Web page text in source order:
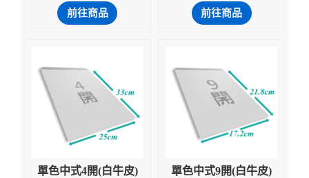
前往商品 前往商品
單色中式4開(白牛皮) 單色中式9開(白牛皮)